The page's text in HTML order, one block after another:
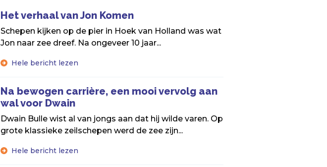
Het verhaal van Jon Komen
Schepen kijken op de pier in Hoek van Holland was wat
Jon naar zee dreef. Na ongeveer 10 jaar...
Hele bericht lezen
Na bewogen carrière, een mooi vervolg aan
wal voor Dwain
Dwain Bulle wist al van jongs aan dat hij wilde varen. Op
grote klassieke zeilschepen werd de zee zijn...
Hele bericht lezen